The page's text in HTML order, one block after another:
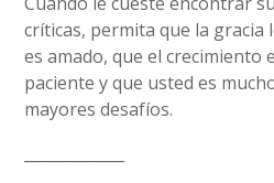
críticas, permita que la gracia
es amado, que el crecimiento
paciente y que usted es
mayores desafíos.